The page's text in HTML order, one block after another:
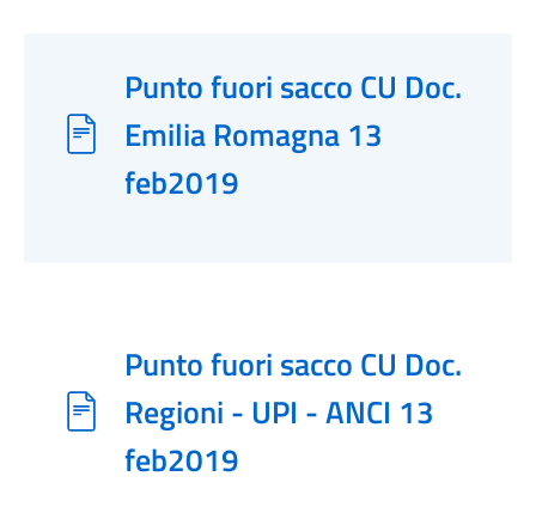
Punto fuori sacco CU Doc.
Emilia Romagna 13
feb2019
Punto fuori sacco CU Doc.
Regioni - UPI - ANCI 13
feb2019